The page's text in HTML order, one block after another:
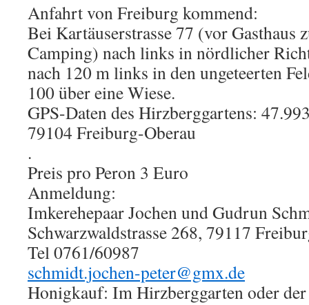
Anfahrt von Freiburg kommend:
Bei Kartäuserstrasse 77 (vor Gasthaus
Camping) nach links in nördlicher
nach 120 m links in den ungeteerten
100 über eine Wiese.
GPS-Daten des Hirzberggartens:
79104 Freiburg-Oberau
.
Preis pro Peron 3 Euro
Anmeldung:
Imkerehepaar Jochen und Gudrun
Schwarzwaldstrasse 268, 79117
Tel 0761/60987
schmidt.jochen-peter@gmx.de
Honigkauf: Im Hirzberggarten oder